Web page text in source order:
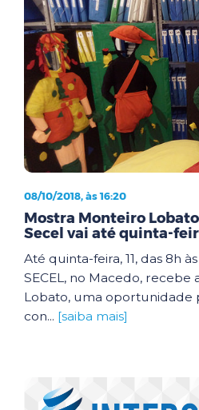
08/10/2018, às 16:20
Mostra Monteiro
Secel vai até quinta-
Até quinta-feira, 11, das 8h
SECEL, no Macedo, recebe
Lobato, uma oportunidade
con... [saiba mais]